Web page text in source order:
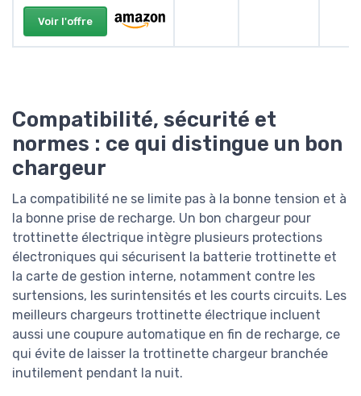
Voir l'offre
Compatibilité, sécurité et
normes : ce qui distingue un bon
chargeur
La compatibilité ne se limite pas à la bonne tension et à
la bonne prise de recharge. Un bon chargeur pour
trottinette électrique intègre plusieurs protections
électroniques qui sécurisent la batterie trottinette et
la carte de gestion interne, notamment contre les
surtensions, les surintensités et les courts circuits. Les
meilleurs chargeurs trottinette électrique incluent
aussi une coupure automatique en fin de recharge, ce
qui évite de laisser la trottinette chargeur branchée
inutilement pendant la nuit.